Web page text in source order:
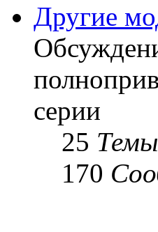
Другие
серии
25 Темы
170